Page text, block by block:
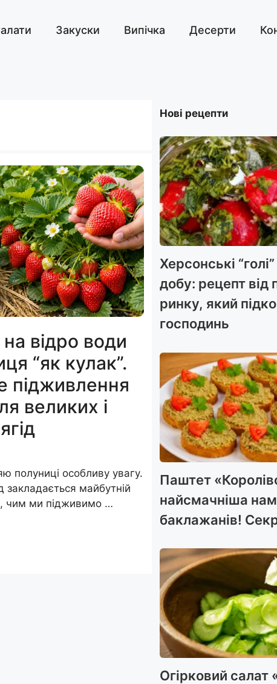
Закуски Випічка Десерти
відро води
“як кулак”.
підживлення
великих і
полуниці особливу увагу.
закладається майбутній
чим ми підживимо …
Нові рецепти
Херсонські
добу: рецепт від
ринку, який
господинь
Паштет
найсмачніша
баклажанів!
Огірковий салат